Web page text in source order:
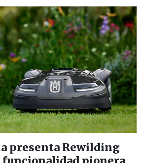
presenta Rewilding